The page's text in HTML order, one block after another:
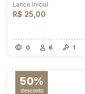
Lance Inicial
R$ 25,00
0 6 1
50%
desconto